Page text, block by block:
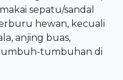
sepatu/sandal
hewan, kecuali
anjing buas,
tumbuhan di